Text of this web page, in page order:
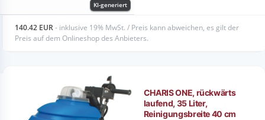
KI-generiert
140.42 EUR- inklusive 19% MwSt. / Preis kann abweichen, es gilt der
Preis auf dem Onlineshop des Anbieters.
CHARIS ONE, rückwärts
laufend, 35 Liter,
Reinigungsbreite 40 cm